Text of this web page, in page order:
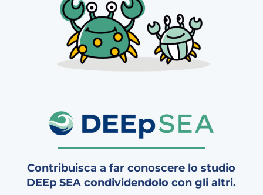
Contribuisca a far conoscere lo studio
DEEp SEA condividendolo con gli altri.